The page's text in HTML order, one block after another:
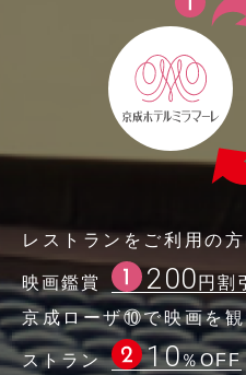
レストランをご利用の
映画鑑賞 200円割
京成ローザ⑩で映画を
ストラン 10％OFF